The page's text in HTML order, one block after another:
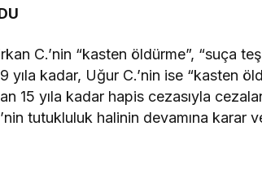
C.’nin “kasten öldürme”, “suça
yıla kadar, Uğur C.’nin ise “kasten
15 yıla kadar hapis cezasıyla
tutukluluk halinin devamına karar